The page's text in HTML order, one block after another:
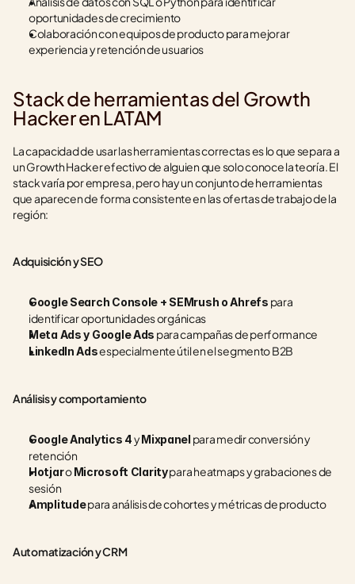
oportunidades de crecimiento
Colaboración con equipos de producto para mejorar
experiencia y retención de usuarios
Stack de herramientas del Growth
Hacker en LATAM
La capacidad de usar las herramientas correctas es lo que separa a
un Growth Hacker efectivo de alguien que solo conoce la teoría. El
stack varía por empresa, pero hay un conjunto de herramientas
que aparecen de forma consistente en las ofertas de trabajo de la
región:
Adquisición y SEO
Google Search Console + SEMrush o Ahrefs para
identificar oportunidades orgánicas
Meta Ads y Google Ads para campañas de performance
LinkedIn Ads especialmente útil en el segmento B2B
Análisis y comportamiento
Google Analytics 4 y Mixpanel para medir conversión y
retención
Hotjar o Microsoft Clarity para heatmaps y grabaciones de
sesión
Amplitude para análisis de cohortes y métricas de producto
Automatización y CRM